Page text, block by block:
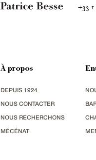
+33 1
À propos
DEPUIS 1924
NOUS CONTACTER
NOUS RECHERCHONS
MÉCÉNAT